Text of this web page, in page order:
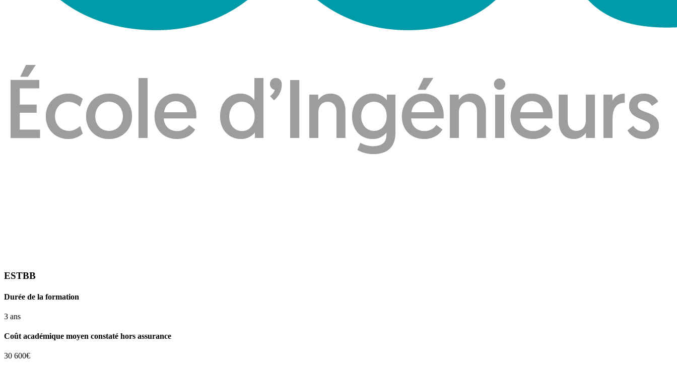
ESTBB
Durée de la formation
3 ans
Coût académique moyen constaté hors assurance
30 600€